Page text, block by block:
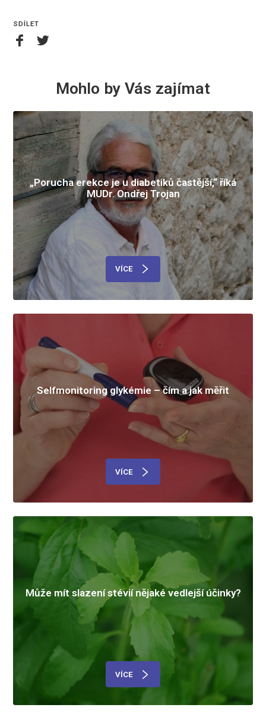
SDÍLET
Mohlo by Vás zajímat
„Porucha erekce je u diabetiků častější,“ říká
MUDr. Ondřej Trojan
VÍCE
Selfmonitoring glykémie – čím a jak měřit
VÍCE
Může mít slazení stévií nějaké vedlejší účinky?
VÍCE